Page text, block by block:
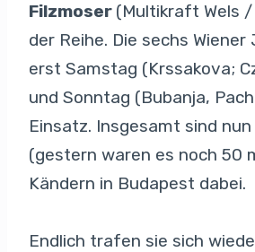
Filzmoser (Multikraft Wels /
der Reihe. Die sechs Wiener
erst Samstag (Krssakova;
und Sonntag (Bubanja,
Einsatz. Insgesamt sind
(gestern waren es noch 50
Kändern in Budapest dabei.
Endlich trafen sie sich